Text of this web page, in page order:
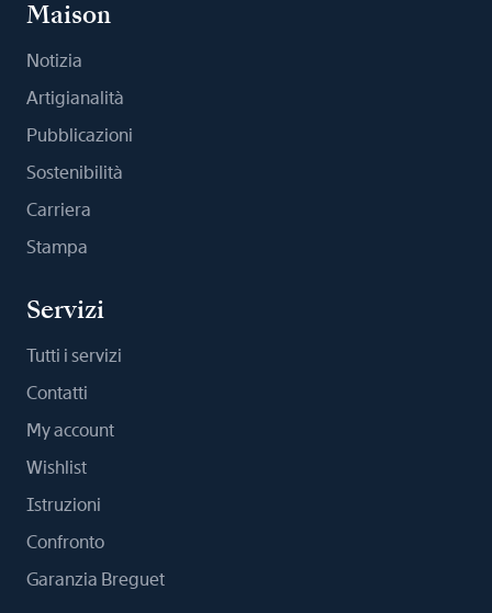
Maison
Notizia
Artigianalità
Pubblicazioni
Sostenibilità
Carriera
Stampa
Servizi
Tutti i servizi
Contatti
My account
Wishlist
Istruzioni
Confronto
Garanzia Breguet